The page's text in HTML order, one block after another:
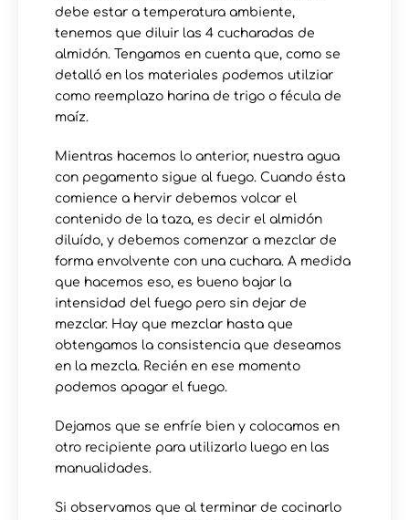
debe estar a temperatura ambiente,
tenemos que diluir las 4 cucharadas de
almidón. Tengamos en cuenta que, como se
detalló en los materiales podemos utilziar
como reemplazo harina de trigo o fécula de
maíz.
Mientras hacemos lo anterior, nuestra agua
con pegamento sigue al fuego. Cuando ésta
comience a hervir debemos volcar el
contenido de la taza, es decir el almidón
diluído, y debemos comenzar a mezclar de
forma envolvente con una cuchara. A medida
que hacemos eso, es bueno bajar la
intensidad del fuego pero sin dejar de
mezclar. Hay que mezclar hasta que
obtengamos la consistencia que deseamos
en la mezcla. Recién en ese momento
podemos apagar el fuego.
Dejamos que se enfríe bien y colocamos en
otro recipiente para utilizarlo luego en las
manualidades.
Si observamos que al terminar de cocinarlo